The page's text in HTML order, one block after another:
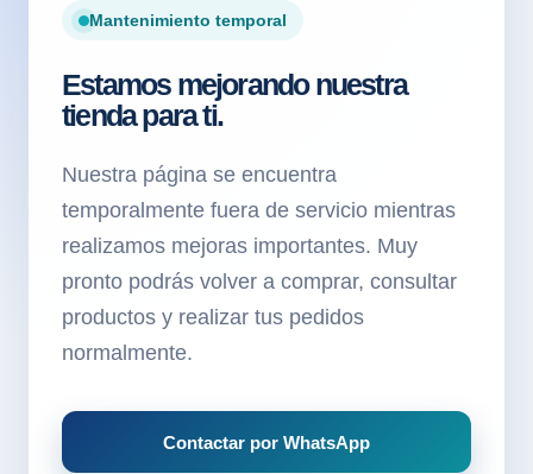
Mantenimiento temporal
Estamos mejorando nuestra
tienda para ti.
Nuestra página se encuentra
temporalmente fuera de servicio mientras
realizamos mejoras importantes. Muy
pronto podrás volver a comprar, consultar
productos y realizar tus pedidos
normalmente.
Contactar por WhatsApp